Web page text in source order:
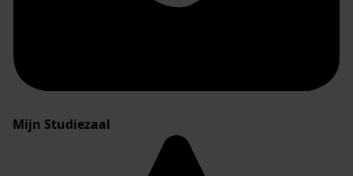
Mijn Studiezaal